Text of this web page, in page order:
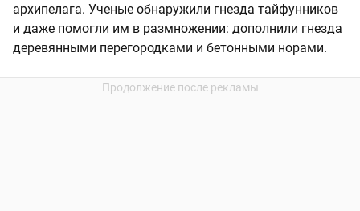
архипелага. Ученые обнаружили гнезда тайфунников
и даже помогли им в размножении: дополнили гнезда
деревянными перегородками и бетонными норами.